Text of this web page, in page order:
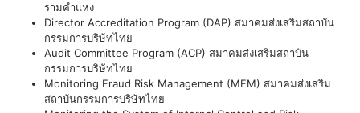
รามคำแหง
Director Accreditation Program (DAP) สมาคมส่งเสริมสถาบัน
กรรมการบริษัทไทย
Audit Committee Program (ACP) สมาคมส่งเสริมสถาบัน
กรรมการบริษัทไทย
Monitoring Fraud Risk Management (MFM) สมาคมส่งเสริม
สถาบันกรรมการบริษัทไทย